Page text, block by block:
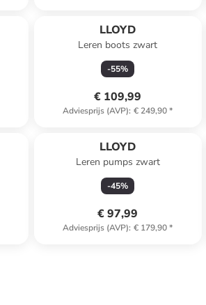
LLOYD
Leren boots zwart
-55%
€ 109,99
Adviesprijs (AVP): € 249,90*
LLOYD
Leren pumps zwart
-45%
€ 97,99
Adviesprijs (AVP): € 179,90*